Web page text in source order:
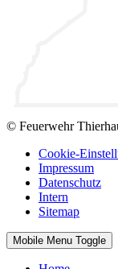
© Feuerwehr
Cookie-
Impressum
Datenschutz
Intern
Sitemap
Mobile Menu Toggle